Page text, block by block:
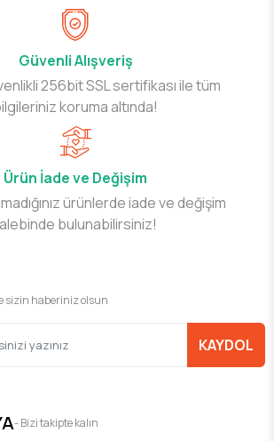
Güvenli Alışveriş
256bit SSL sertifikası ile tüm
koruma altında!
Ürün İade ve Değişim
ürünlerde iade ve değişim
bulunabilirsiniz!
sizin haberiniz olsun
KAYDOL
- Bizi takipte kalın